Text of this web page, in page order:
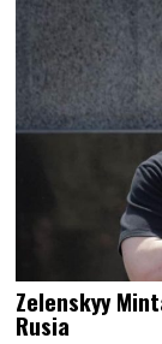
Zelenskyy
Rusia